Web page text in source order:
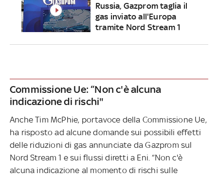
Russia, Gazprom taglia il
gas inviato all'Europa
tramite Nord Stream 1
Commissione Ue: “Non c'è alcuna
indicazione di rischi"
Anche Tim McPhie, portavoce della Commissione Ue,
ha risposto ad alcune domande sui possibili effetti
delle riduzioni di gas annunciate da Gazprom sul
Nord Stream 1 e sui flussi diretti a Eni. “Non c'è
alcuna indicazione al momento di rischi sulle